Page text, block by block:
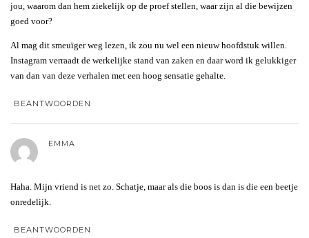
jou, waarom dan hem ziekelijk op de proef stellen, waar zijn al die bewijzen
goed voor?
Al mag dit smeuïger weg lezen, ik zou nu wel een nieuw hoofdstuk willen.
Instagram verraadt de werkelijke stand van zaken en daar word ik gelukkiger
van dan van deze verhalen met een hoog sensatie gehalte.
BEANTWOORDEN
EMMA
Haha. Mijn vriend is net zo. Schatje, maar als die boos is dan is die een beetje
onredelijk.
BEANTWOORDEN